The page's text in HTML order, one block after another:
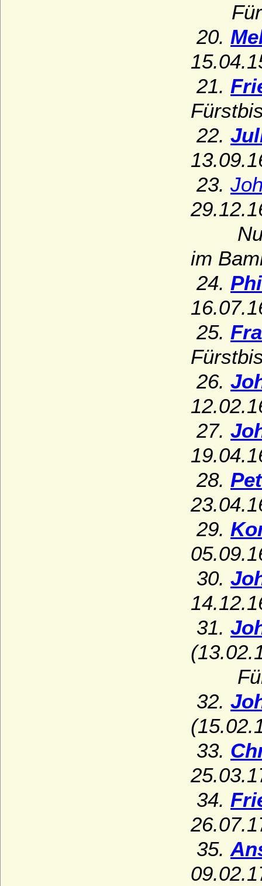
20.
21.
22.
23.
Nur
im
24.
25.
26.
27.
28.
29.
30.
31.
32.
33.
34.
35.